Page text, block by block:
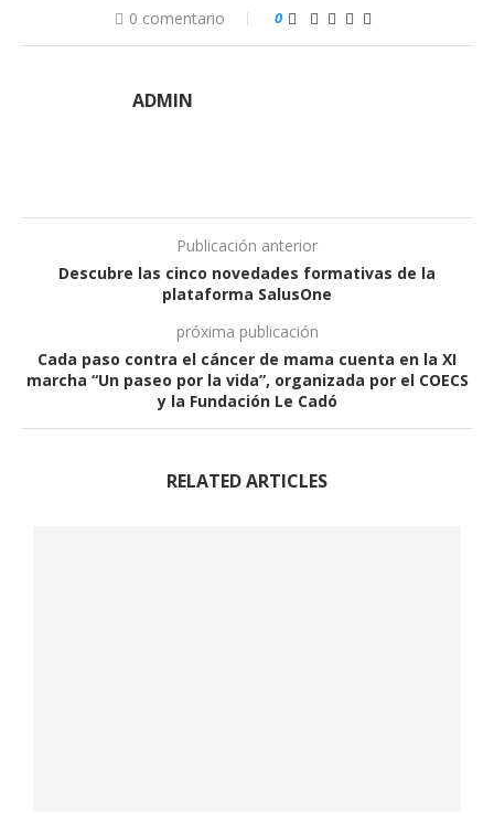
0 comentario 0
ADMIN
Publicación anterior
Descubre las cinco novedades formativas de la
plataforma SalusOne
próxima publicación
Cada paso contra el cáncer de mama cuenta en la XI
marcha “Un paseo por la vida”, organizada por el COECS
y la Fundación Le Cadó
RELATED ARTICLES